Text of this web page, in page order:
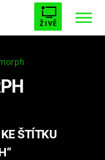
ŽIVĚ
UPÍRŮ
5
ŠTÍTKU